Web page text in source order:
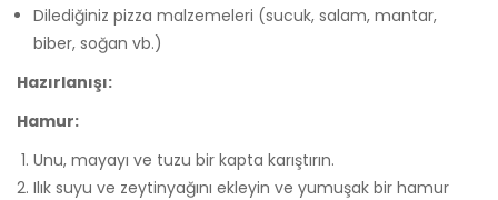
Dilediğiniz pizza malzemeleri (sucuk, salam, mantar,
biber, soğan vb.)
Hazırlanışı:
Hamur:
Unu, mayayı ve tuzu bir kapta karıştırın.
Ilık suyu ve zeytinyağını ekleyin ve yumuşak bir hamur